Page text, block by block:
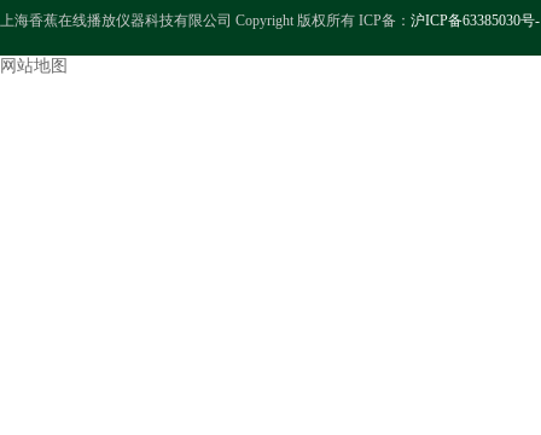
上海香蕉在线播放仪器科技有限公司 Copyright 版权所有 ICP备： 沪ICP备63385030号
网站地图